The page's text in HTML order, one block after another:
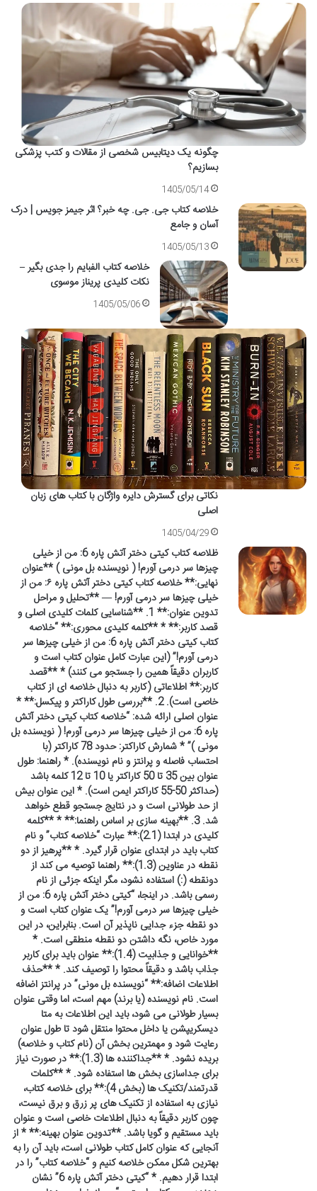
چگونه یک دیتابیس شخصی از مقالات و کتب پزشکی
بسازیم؟
1405/05/14
خلاصه کتاب جی. جی. چه خبر؟ اثر جیمز جویس | درک
آسان و جامع
1405/05/13
خلاصه کتاب الفبایم را جدی بگیر –
نکات کلیدی پریناز موسوی
1405/05/06
نکاتی برای گسترش دایره واژگان با کتاب های زبان
اصلی
1405/04/29
ظلاصه کتاب کیتی دختر آتش پاره 6: من از خیلی
چیزها سر درمی آورم! ( نویسنده بل مونی ) **عنوان
نهایی:** خلاصه کتاب کیتی دختر آتش پاره ۶: من از
خیلی چیزها سر درمی آورم! — **تحلیل و مراحل
تدوین عنوان:** 1. **شناسایی کلمات کلیدی اصلی و
قصد کاربر:** * **کلمه کلیدی محوری:** “خلاصه
کتاب کیتی دختر آتش پاره 6: من از خیلی چیزها سر
درمی آورم!” (این عبارت کامل عنوان کتاب است و
کاربران دقیقاً همین را جستجو می کنند) * **قصد
کاربر:** اطلاعاتی (کاربر به دنبال خلاصه ای از کتاب
خاصی است). 2. **بررسی طول کاراکتر و پیکسل:** *
عنوان اصلی ارائه شده: “خلاصه کتاب کیتی دختر آتش
پاره 6: من از خیلی چیزها سر درمی آورم! ( نویسنده بل
مونی )” * شمارش کاراکتر: حدود 78 کاراکتر (با
احتساب فاصله و پرانتز و نام نویسنده). * راهنما: طول
عنوان بین 35 تا 50 کاراکتر یا 10 تا 12 کلمه باشد
(حداکثر 50-55 کاراکتر ایمن است). * این عنوان بیش
از حد طولانی است و در نتایج جستجو قطع خواهد
شد. 3. **بهینه سازی بر اساس راهنما:** * **کلمه
کلیدی در ابتدا (2.1):** عبارت “خلاصه کتاب” و نام
کتاب باید در ابتدای عنوان قرار گیرد. * **پرهیز از دو
نقطه در عناوین (1.3):** راهنما توصیه می کند از
دونقطه (:) استفاده نشود، مگر اینکه جزئی از نام
رسمی باشد. در اینجا، “کیتی دختر آتش پاره 6: من از
خیلی چیزها سر درمی آورم!” یک عنوان کتاب است و
دو نقطه جزء جدایی ناپذیر آن است. بنابراین، در این
مورد خاص، نگه داشتن دو نقطه منطقی است. *
**خوانایی و جذابیت (1.4):** عنوان باید برای کاربر
جذاب باشد و دقیقاً محتوا را توصیف کند. * **حذف
اطلاعات اضافه:** “نویسنده بل مونی” در پرانتز اضافه
است. نام نویسنده (یا برند) مهم است، اما وقتی عنوان
بسیار طولانی می شود، باید این اطلاعات به متا
دیسکریپشن یا داخل محتوا منتقل شود تا طول عنوان
رعایت شود و مهمترین بخش آن (نام کتاب و خلاصه)
بریده نشود. * **جداکننده ها (1.3):** در صورت نیاز
برای جداسازی بخش ها استفاده شود. * **کلمات
قدرتمند/تکنیک ها (بخش 4):** برای خلاصه کتاب،
نیازی به استفاده از تکنیک های پر زرق و برق نیست،
چون کاربر دقیقاً به دنبال اطلاعات خاصی است و عنوان
باید مستقیم و گویا باشد. **تدوین عنوان بهینه:** * از
آنجایی که عنوان کامل کتاب طولانی است، باید آن را به
بهترین شکل ممکن خلاصه کنیم و “خلاصه کتاب” را در
ابتدا قرار دهیم. * “کیتی دختر آتش پاره 6” نشان